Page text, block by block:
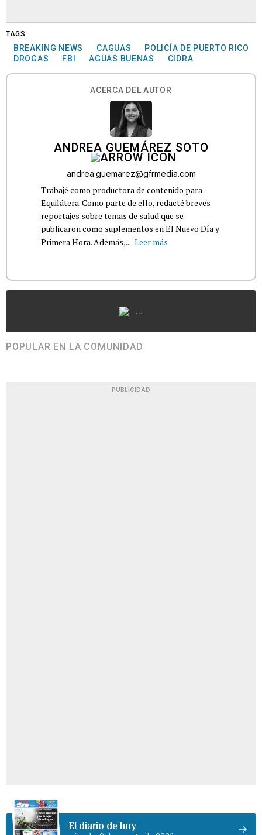
TAGS
BREAKING NEWS CAGUAS
POLICÍA DE PUERTO RICO
DROGAS
FBI AGUAS BUENAS CIDRA
ACERCA DEL AUTOR
ANDREA GUEMÁREZ SOTO
andrea.guemarez@gfrmedia.com
Trabajé como productora de contenido para
Equilátera. Como parte de ello, redacté breves
reportajes sobre temas de salud que se
publicaron como suplementos en El Nuevo Día y
Primera Hora. Además,... Leer más
...
POPULAR EN LA COMUNIDAD
PUBLICIDAD
El diario de hoy